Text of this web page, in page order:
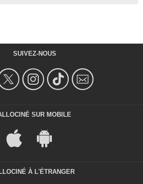
SUIVEZ-NOUS
SUR MOBILE
À L'ÉTRANGER